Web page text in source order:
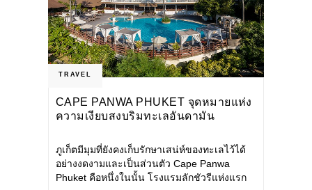
TRAVEL
CAPE PANWA PHUKET จุดหมายแห่ง
ความเงียบสงบริมทะเลอันดามัน
ภูเก็ตมีมุมที่ยังคงเก็บรักษาเสน่ห์ของทะเลไว้ได้
อย่างงดงามและเป็นส่วนตัว Cape Panwa
Phuket คือหนึ่งในนั้น โรงแรมลักชัวรีแห่งแรก